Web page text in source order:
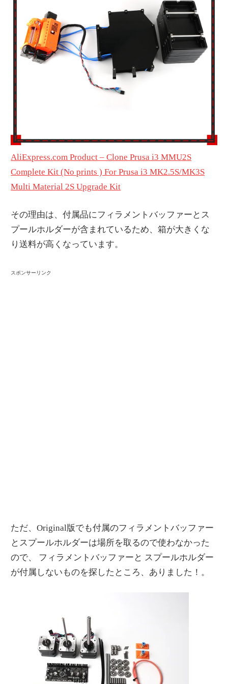
AliExpress.com Product – Clone Prusa i3 MMU2S
Complete Kit (No prints ) For Prusa i3 MK2.5S/MK3S
Multi Material 2S Upgrade Kit
その理由は、付属品にフィラメントバッファーとス
プールホルダーが含まれているため、箱が大きくな
り送料が高くなっています。
スポンサーリンク
ただ、Original版でも付属のフィラメントバッファー
とスプールホルダーは場所を取るので使わなかった
ので、 フィラメントバッファーと スプールホルダー
が付属しないものを探したところ、ありました！。